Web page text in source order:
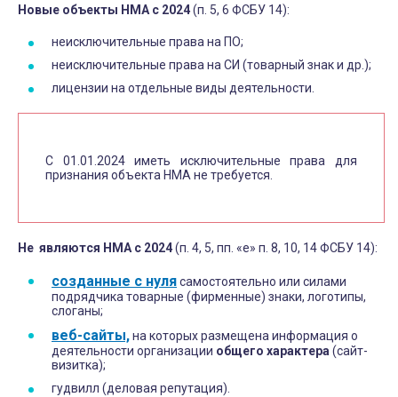
Новые объекты НМА с 2024(п. 5, 6 ФСБУ 14):
неисключительные права на ПО;
неисключительные права на СИ (товарный знак и др.);
лицензии на отдельные виды деятельности.
С 01.01.2024 иметь исключительные права для
признания объекта НМА не требуется.
Не являются НМА с 2024(п. 4, 5, пп. «е» п. 8, 10, 14 ФСБУ 14):
созданные с нулясамостоятельно или силами
подрядчика товарные (фирменные) знаки, логотипы,
слоганы;
веб-сайты,на которых размещена информация о
деятельности организации общего характера (сайт-
визитка);
гудвилл (деловая репутация).